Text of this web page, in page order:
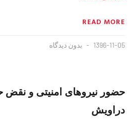
READ MORE
1396-11-05 بدون دیدگاه
حضور نیروهای امنیتی و نقض
دراویش